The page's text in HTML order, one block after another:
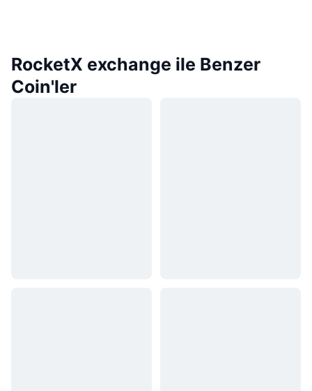
RocketX exchange ile Benzer
Coin'ler